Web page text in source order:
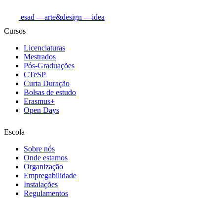
esad —arte&design —idea
Cursos
Licenciaturas
Mestrados
Pós-Graduações
CTeSP
Curta Duração
Bolsas de estudo
Erasmus+
Open Days
Escola
Sobre nós
Onde estamos
Organização
Empregabilidade
Instalações
Regulamentos